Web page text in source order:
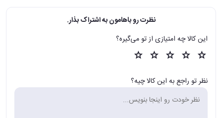
نظرت رو باهامون به اشتراک بذار.
این کالا چه امتیازی از تو می‌گیره؟
نظر تو راجع به این کالا چیه؟